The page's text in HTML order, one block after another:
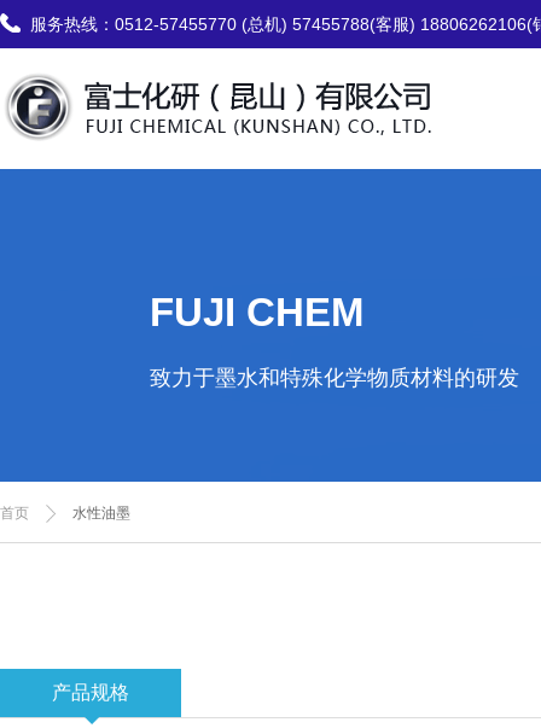
服务热线： 0512-57455770 (总机) 57455788(客服) 18806262106(
FUJI CHEM
致力于墨水和特殊化学物质材料的研发
首页 水性油墨
产品规格